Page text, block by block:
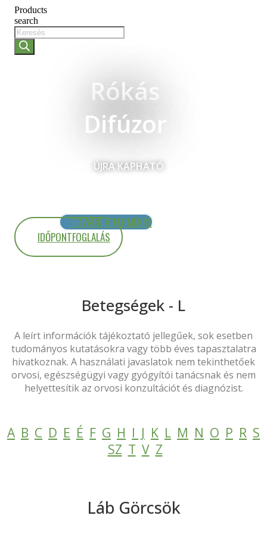
Products
search
Rókás
Difúzor
ÚJRA KAPHATÓ
TOVÁBB A TERMÉKRE
IDŐPONTFOGLALÁS
Betegségek - L
A leírt információk tájékoztató jellegűek, sok esetben
tudományos kutatásokra vagy több éves tapasztalatra
hivatkoznak. A használati javaslatok nem tekinthetőek
orvosi, egészségügyi vagy gyógyítói tanácsnak és nem
helyettesítik az orvosi konzultációt és diagnózist.
A B C D E É F G H I J K L M N O P R S
SZ T V Z
Láb Görcsök